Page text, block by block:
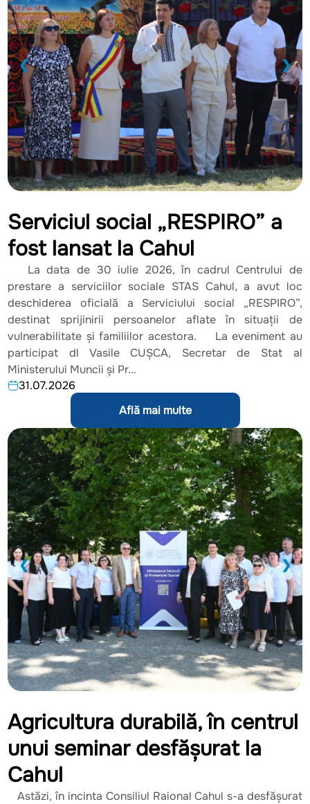
❮ ❯
Serviciul social „RESPIRO” a
fost lansat la Cahul
La data de 30 iulie 2026, în cadrul Centrului de
prestare a serviciilor sociale STAS Cahul, a avut loc
deschiderea oficială a Serviciului social „RESPIRO”,
destinat sprijinirii persoanelor aflate în situații de
vulnerabilitate și familiilor acestora. La eveniment au
participat dl Vasile CUȘCA, Secretar de Stat al
Ministerului Muncii și Pr...
31.07.2026
Află mai multe
❮ ❯
Agricultura durabilă, în centrul
unui seminar desfășurat la
Cahul
Astăzi, în incinta Consiliul Raional Cahul s-a desfășurat